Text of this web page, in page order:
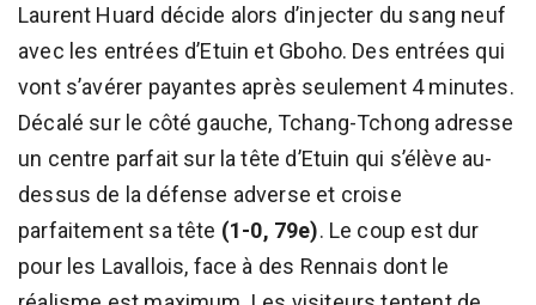
Laurent Huard décide alors d’injecter du sang neuf
avec les entrées d’Etuin et Gboho. Des entrées qui
vont s’avérer payantes après seulement 4 minutes.
Décalé sur le côté gauche, Tchang-Tchong adresse
un centre parfait sur la tête d’Etuin qui s’élève au-
dessus de la défense adverse et croise
parfaitement sa tête (1-0, 79e). Le coup est dur
pour les Lavallois, face à des Rennais dont le